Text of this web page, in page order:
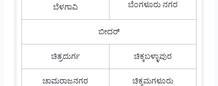
ಬೆಳಗಾವಿ ಬೆಂಗಳೂರು ನಗರ
ಬೀದರ್
ಚಿತ್ರದುರ್ಗ ಚಿಕ್ಕಬಳ್ಳಾಪುರ
ಚಾಮರಾಜನಗರ ಚಿಕ್ಕಮಗಳೂರು